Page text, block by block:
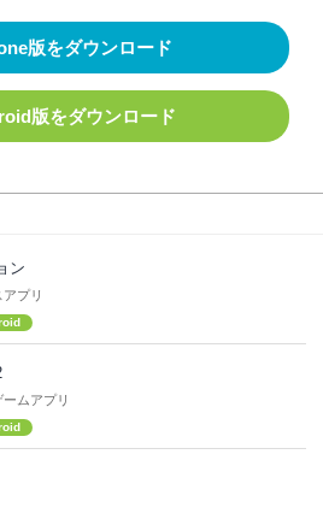
版をダウンロード
版をダウンロード
ン
プリ
ムアプリ